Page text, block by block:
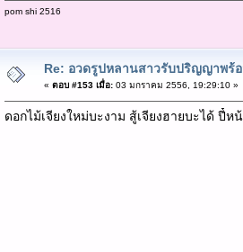
pom shi 2516
Re: อวดรูปหลานสาวรับปริญญาพร้
« ตอบ #153 เมื่อ:03 มกราคม 2556, 19:29:10 »
ดอกไม้เจียงใหม่บะงาม สู้เจียงฮายบะได้ ปี๋ห